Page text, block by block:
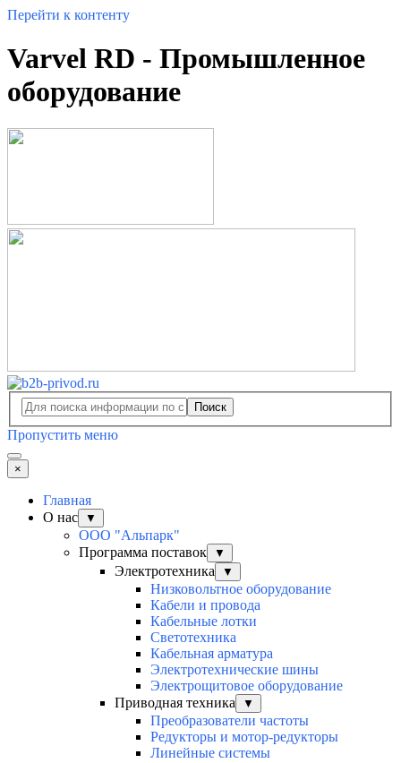
Перейти к контенту
Varvel RD - Промышленное
оборудование
Поиск
Пропустить меню
×
Главная
О нас
▼
ООО "Альпарк"
Программа поставок
▼
Электротехника ▼
Низковольтное оборудование
Кабели и провода
Кабельные лотки
Светотехника
Кабельная арматура
Электротехнические шины
Электрощитовое оборудование
Приводная техника
▼
Преобразователи частоты
Редукторы и мотор-редукторы
Линейные системы